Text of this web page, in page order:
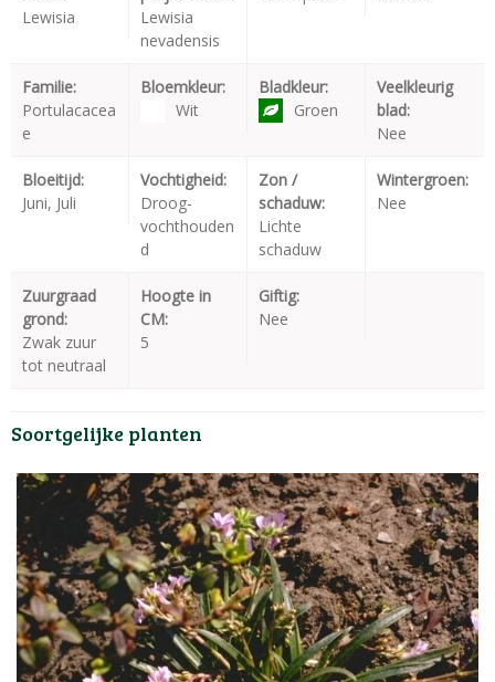
Lewisia
Lewisia
nevadensis
Familie:
Portulacacea
e
Bloemkleur:
Wit
Bladkleur:
Groen
Veelkleurig
blad:
Nee
Bloeitijd:
Juni, Juli
Vochtigheid:
Droog-
vochthouden
d
Zon /
schaduw:
Lichte
schaduw
Wintergroen:
Nee
Zuurgraad
grond:
Zwak zuur
tot neutraal
Hoogte in
CM:
5
Giftig:
Nee
Soortgelijke planten